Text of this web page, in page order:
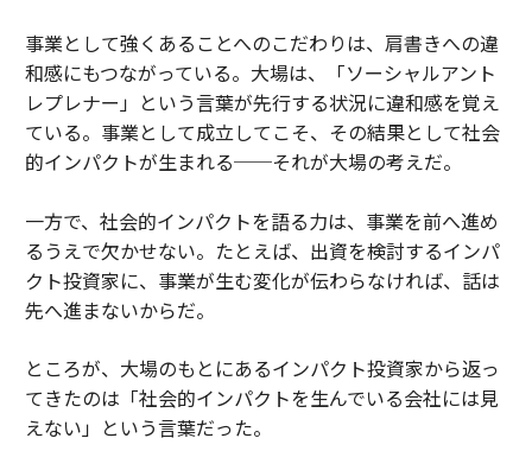
事業として強くあることへのこだわりは、肩書きへの違
和感にもつながっている。大場は、「ソーシャルアント
レプレナー」という言葉が先行する状況に違和感を覚え
ている。事業として成立してこそ、その結果として社会
的インパクトが生まれる──それが大場の考えだ。
一方で、社会的インパクトを語る力は、事業を前へ進め
るうえで欠かせない。たとえば、出資を検討するインパ
クト投資家に、事業が生む変化が伝わらなければ、話は
先へ進まないからだ。
ところが、大場のもとにあるインパクト投資家から返っ
てきたのは「社会的インパクトを生んでいる会社には見
えない」という言葉だった。